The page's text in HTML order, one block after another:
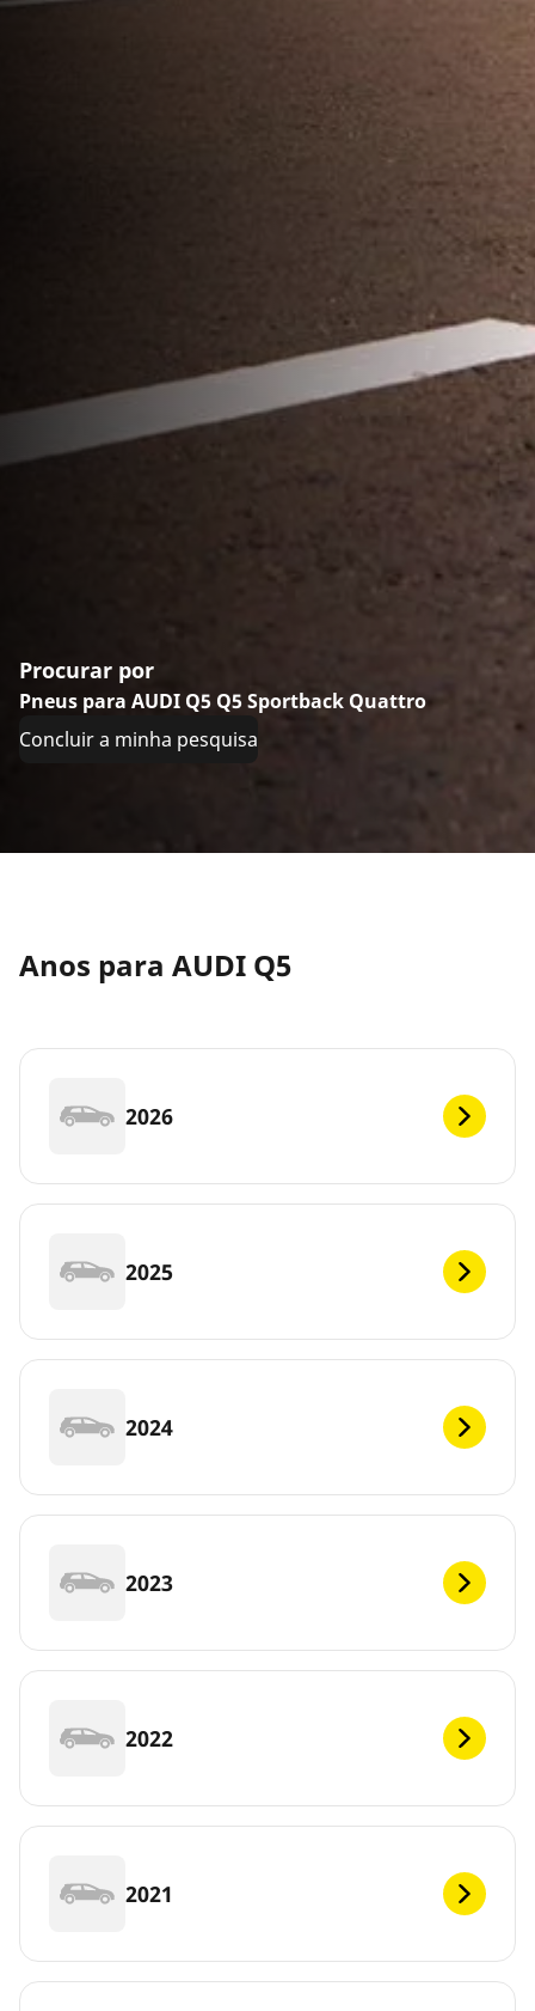
Procurar por
Pneus para AUDI Q5 Q5 Sportback Quattro
Concluir a minha pesquisa
Anos para AUDI Q5
2026
2025
2024
2023
2022
2021